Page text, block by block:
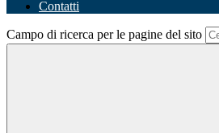
Contatti
Campo di ricerca per le pagine del sito